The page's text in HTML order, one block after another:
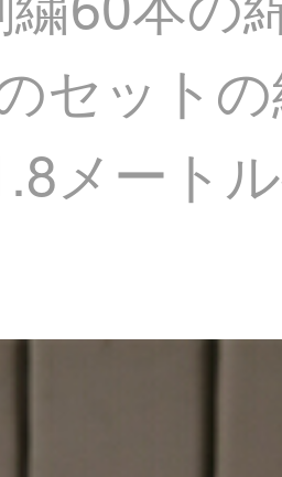
セット
メート